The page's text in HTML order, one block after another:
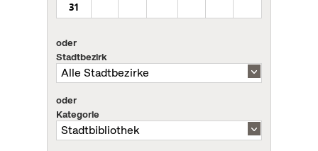
31
oder
Stadtbezirk
oder
Kategorie